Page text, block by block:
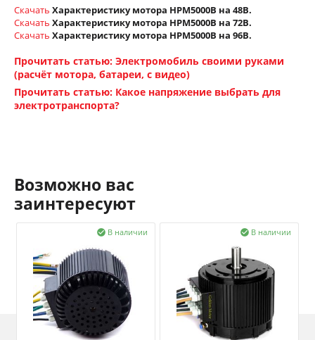
Скачать Характеристику мотора HPM5000В на 48В.
Скачать Характеристику мотора HPM5000В на 72В.
Скачать Характеристику мотора HPM5000В на 96В.
Прочитать статью: Электромобиль своими руками
(расчёт мотора, батареи, с видео)
Прочитать статью: Какое напряжение выбрать для
электротранспорта?
Возможно вас
заинтересуют
В наличии
 В наличии
